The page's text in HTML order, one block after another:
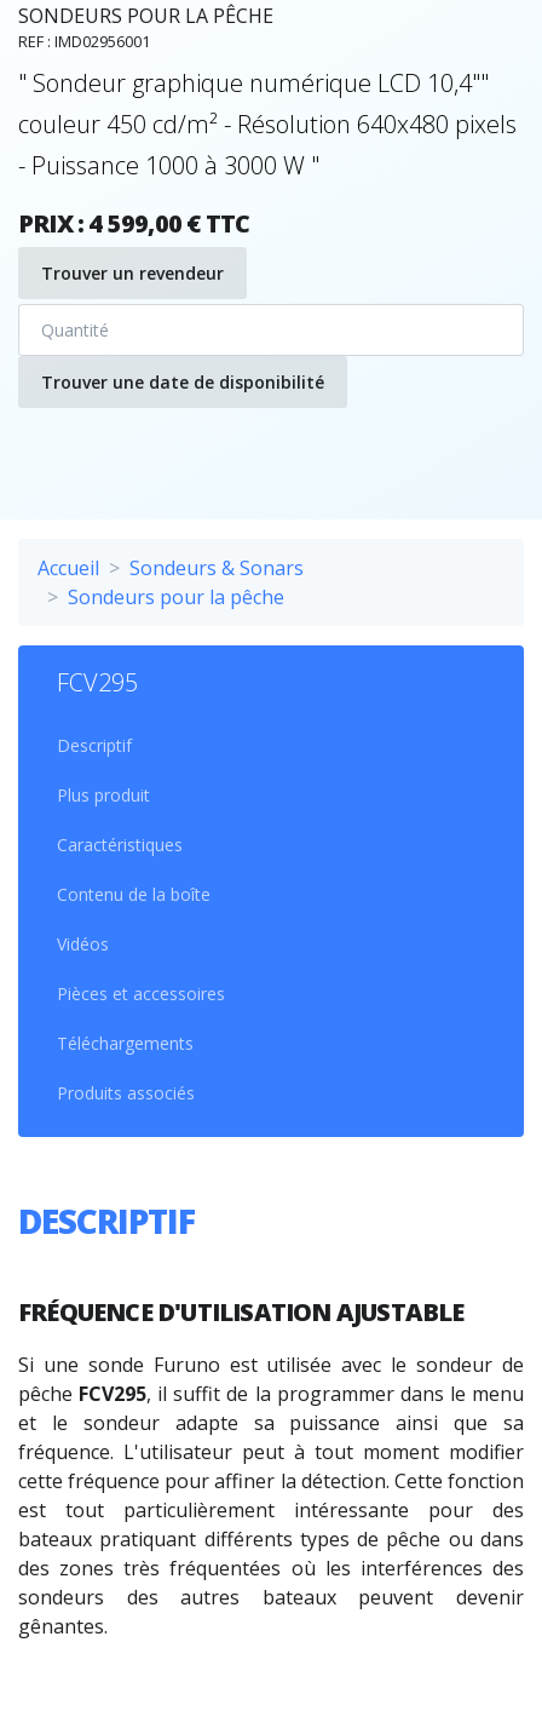
SONDEURS POUR LA PÊCHE
REF : IMD02956001
" Sondeur graphique numérique LCD 10,4""
couleur 450 cd/m² - Résolution 640x480 pixels
- Puissance 1000 à 3000 W "
PRIX : 4 599,00 € TTC
Trouver un revendeur
Trouver une date de disponibilité
Accueil
Sondeurs & Sonars
Sondeurs pour la pêche
FCV295
Descriptif
Plus produit
Caractéristiques
Contenu de la boîte
Vidéos
Pièces et accessoires
Téléchargements
Produits associés
DESCRIPTIF
FRÉQUENCED'UTILISATIONAJUSTABLE
Si une sonde Furuno est utilisée avec le sondeur de
pêche FCV295, il suffit de la programmer dans le menu
et le sondeur adapte sa puissance ainsi que sa
fréquence. L'utilisateur peut à tout moment modifier
cette fréquence pour affiner la détection. Cette fonction
est tout particulièrement intéressante pour des
bateaux pratiquant différents types de pêche ou dans
des zones très fréquentées où les interférences des
sondeurs des autres bateaux peuvent devenir
gênantes.